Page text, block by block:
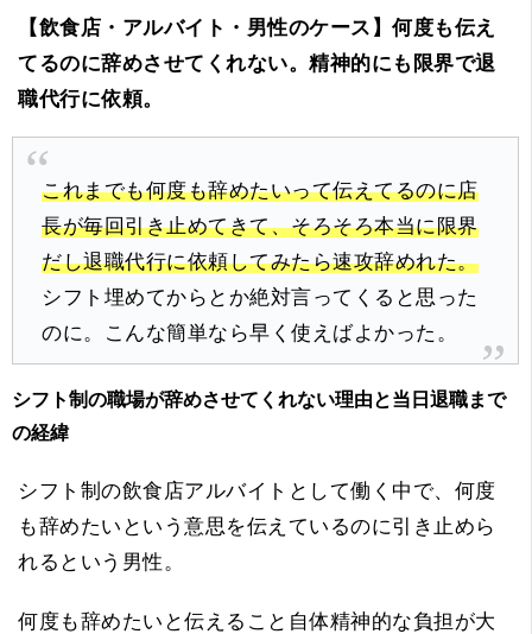
【飲食店・アルバイト・男性のケース】何度も伝え
てるのに辞めさせてくれない。精神的にも限界で退
職代行に依頼。
これまでも何度も辞めたいって伝えてるのに店
長が毎回引き止めてきて、そろそろ本当に限界
だし退職代行に依頼してみたら速攻辞めれた。
シフト埋めてからとか絶対言ってくると思った
のに。こんな簡単なら早く使えばよかった。
シフト制の職場が辞めさせてくれない理由と当日退職まで
の経緯
シフト制の飲食店アルバイトとして働く中で、何度
も辞めたいという意思を伝えているのに引き止めら
れるという男性。
何度も辞めたいと伝えること自体精神的な負担が大